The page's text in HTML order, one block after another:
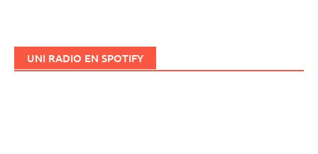
UNI RADIO EN SPOTIFY